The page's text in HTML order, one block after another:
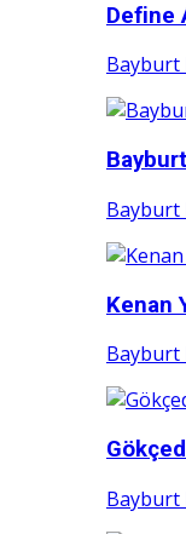
Define
Bayburt
Bayburt
Kenan
Bayburt
Bayburt